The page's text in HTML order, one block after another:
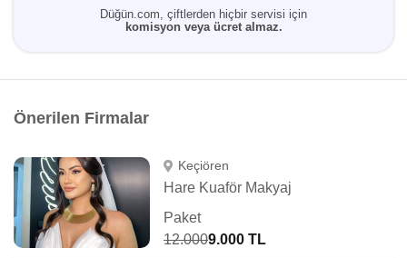
Düğün.com, çiftlerden hiçbir servisi için
komisyon veya ücret almaz.
Önerilen Firmalar
Keçiören
Hare Kuaför Makyaj
Paket
12.0009.000 TL